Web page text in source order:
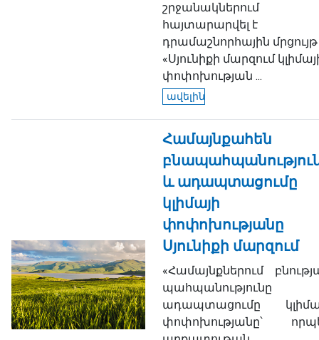
շրջանակներում
հայտարարվել է
դրամաշնորհային մրցույթ
«Սյունիքի մարզում
փոփոխության ...
ավելին
Համայնքահեն
և ադապտացումը
կլիմայի
փոփոխությանը
Սյունիքի մարզում
«Համայնքներում
պահպանությունը
ադապտացումը
փոփոխությանը՝